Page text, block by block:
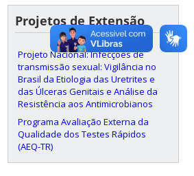
molecular de estirpes
deMycobacterium
tuberculosisresistentes
à isoniazida e/ou
rifampicina isoladas de
amostras clínicas do
estado de Santa
Catarina.
2014
Avaliação da acurácia e
padronização do
qualidade de
glicosímetros do
Hospital Universitário
de Santa Catarina
2014
Projetos de Extensão
Projeto Nacional: Infecções de
transmissão sexual: Vigilância no
Brasil da Etiologia das Uretrites e
das Úlceras Genitais e Análise da
Resistência aos Antimicrobianos
Programa Avaliação Externa da
Qualidade dos Testes Rápidos
(AEQ-TR)